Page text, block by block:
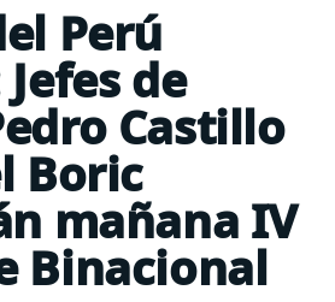
Perú
de
Castillo
Boric
mañana IV
Binacional